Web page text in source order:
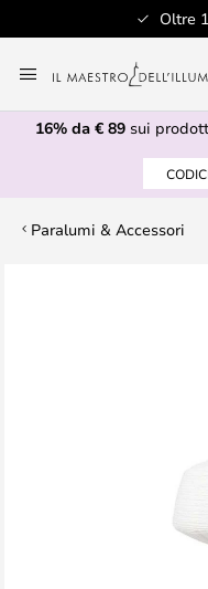
Oltre
al
contenuto
16% da € 89sui
Paralumi & Accessori